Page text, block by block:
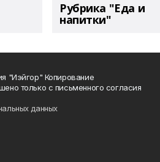
Рубрика "Еда и
напитки"
"Иэйгор" Копирование
только с письменного согласия
данных